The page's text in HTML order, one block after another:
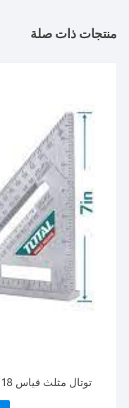
منتجات ذات صلة
توتال مثلث قياس 18 سم 7 بوصة tmt61201 tmt61212